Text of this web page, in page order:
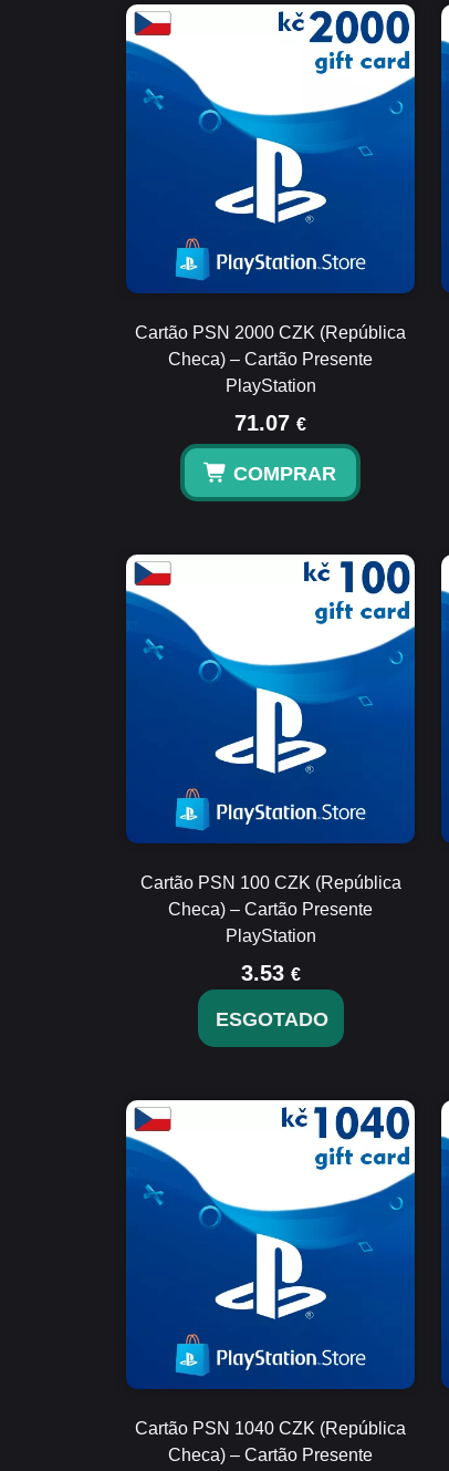
Cartão PSN 2000 CZK (República
Checa) – Cartão Presente
PlayStation
71.07 €
COMPRAR
Cartão PSN 100 CZK (República
Checa) – Cartão Presente
PlayStation
3.53 €
ESGOTADO
Cartão PSN 1040 CZK (República
Checa) – Cartão Presente